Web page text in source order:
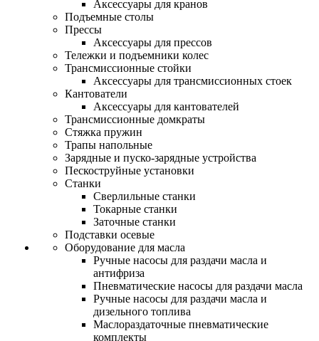
Аксессуары для кранов
Подъемные столы
Прессы
Аксессуары для прессов
Тележки и подъемники колес
Трансмиссионные стойки
Аксессуары для трансмиссионных стоек
Кантователи
Аксессуары для кантователей
Трансмиссионные домкраты
Стяжка пружин
Трапы напольные
Зарядные и пуско-зарядные устройства
Пескоструйные установки
Станки
Сверлильные станки
Токарные станки
Заточные станки
Подставки осевые
Оборудование для масла
Ручные насосы для раздачи масла и
антифриза
Пневматические насосы для раздачи масла
Ручные насосы для раздачи масла и
дизельного топлива
Маслораздаточные пневматические
комплекты